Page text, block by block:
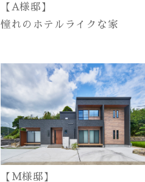
【A様邸】
憧れのホテルライクな家
【M様邸】